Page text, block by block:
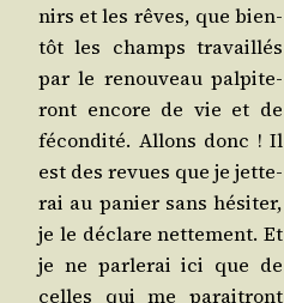
nirs et les rêves, que bien­
tôt les champs tra­vaillés
par le renou­veau pal­pi­te­
ront encore de vie et de
fécon­di­té. Allons donc ! Il
est des revues que je jet­te­
rai au panier sans hési­ter,
je le déclare net­te­ment. Et
je ne par­le­rai ici que de
celles qui me parai­tront